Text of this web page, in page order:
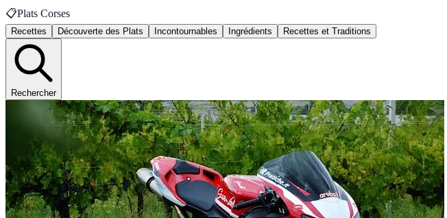
📋Plats Corses
Recettes Découverte des Plats Incontournables Ingrédients Recettes et Traditions
Rechercher